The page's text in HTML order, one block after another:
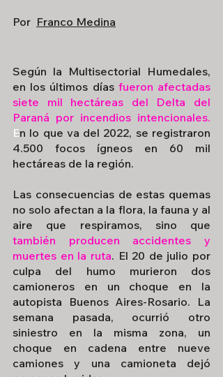
Por Franco Medina
Según la Multisectorial Humedales,
en los últimos días fueron afectadas
siete mil hectáreas del Delta del
En lo que va del 2022, se registraron
4.500 focos ígneos en 60 mil
hectáreas de la región.
Las consecuencias de estas quemas
no solo afectan a la flora, la fauna y al
también producen accidentes y
muertes en la ruta. El 20 de julio por
culpa del humo murieron dos
camioneros en un choque en la
autopista Buenos Aires-Rosario. La
semana pasada, ocurrió otro
siniestro en la misma zona, un
choque en cadena entre nueve
camiones y una camioneta dejó